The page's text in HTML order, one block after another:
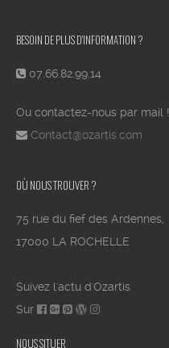
BESOIN DE PLUS D’INFORMATION ?
07.66.82.99.14
Ou contactez-nous par mail !
Contact@ozartis.com
OÙ NOUS TROUVER ?
75 rue du fief des Ardennes,
17000 LA ROCHELLE
Suivez l'actu d'Ozartis
Sur
NOUS SITUER